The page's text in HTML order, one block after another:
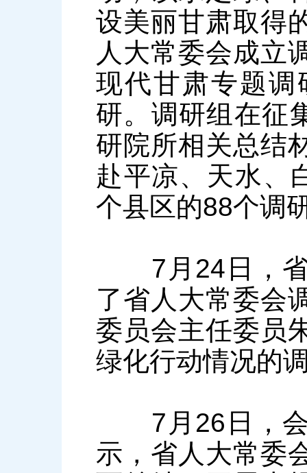
设美丽甘肃取得
人大常委会成立
现代甘肃专题调
研。调研组在征
研院所相关总结
赴平凉、天水、
个县区的88个调
7月24日，省
了省人大常委会
委员会主任委员
绿化行动情况的
7月26日，会
示，省人大常委